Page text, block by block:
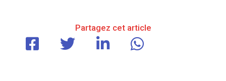
Partagez cet article